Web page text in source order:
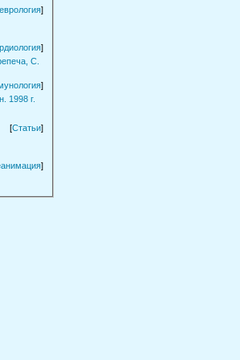
]
]
С.
]
1998 г.
[Статьи]
]